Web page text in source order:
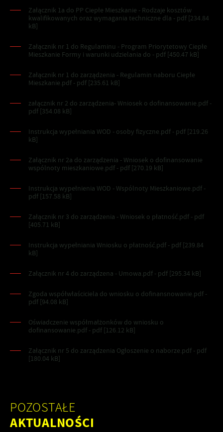
Załącznik 1a do PP Ciepłe Mieszkanie - Rodzaje kosztów
kwalifikowanych oraz wymagania techniczne dla - pdf [234.84
kB]
Załącznik nr 1 do Regulaminu - Program Priorytetowy Ciepłe
Mieszkanie Formy i warunki udzielania do - pdf [450.47 kB]
Załącznik nr 1 do zarządzenia - Regulamin naboru Ciepłe
Mieszkanie.pdf - pdf [235.61 kB]
załącznik nr 2 do zarządzenia- Wniosek o dofinansowanie.pdf -
pdf [354.08 kB]
Instrukcja wypełniania WOD - osoby fizyczne.pdf - pdf [219.26
kB]
Załącznik nr 2a do zarządzenia - Wniosek o dofinansowanie
wspólnoty mieszkaniowe.pdf - pdf [270.19 kB]
Instrukcja wypełnienia WOD - Wspólnoty Mieszkaniowe.pdf -
pdf [157.58 kB]
Załącznik nr 3 do zarządzenia - Wniosek o płatność.pdf - pdf
[405.71 kB]
Instrukcja wypełniania Wniosku o płatność.pdf - pdf [239.84
kB]
Załącznik nr 4 do zarządzena - Umowa.pdf - pdf [295.34 kB]
Zgoda współwłaściciela do wniosku o dofinansnowanie.pdf -
pdf [94.08 kB]
Oświadczenie współmałżonków do wniosku o
dofinansowanie.pdf - pdf [126.12 kB]
Załącznik nr 5 do zarządzenia Ogłoszenie o naborze.pdf - pdf
[180.04 kB]
POZOSTAŁE
AKTUALNOŚCI